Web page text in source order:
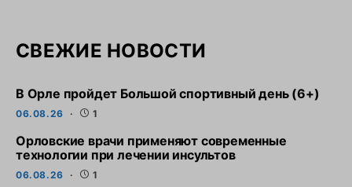
СВЕЖИЕ НОВОСТИ
В Орле пройдет Большой спортивный день (6+)
06.08.26 1
Орловские врачи применяют современные
технологии при лечении инсультов
06.08.26 1